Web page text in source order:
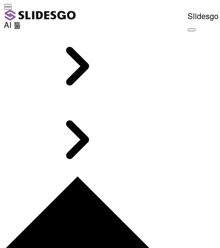
AI 툴